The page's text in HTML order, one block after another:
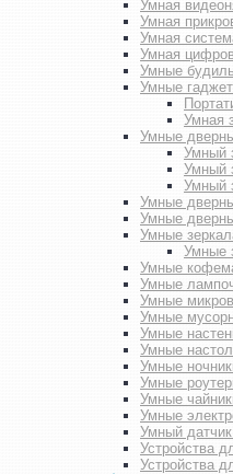
Умная
Умная
Умная
Умная
Умные
Умные
Умная
Умные
Умный
Умный
Умный
Умные
Умные
Умные
Умные
Умные
Умные
Умные
Умные
Умные
Умные
Умные
Умные
Умные
Умные
Умный
Устройства
Устройства